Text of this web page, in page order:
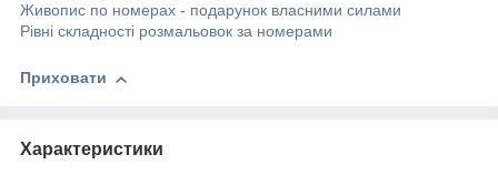
Живопис по номерах - подарунок власними силами
Рівні складності розмальовок за номерами
Приховати
Характеристики